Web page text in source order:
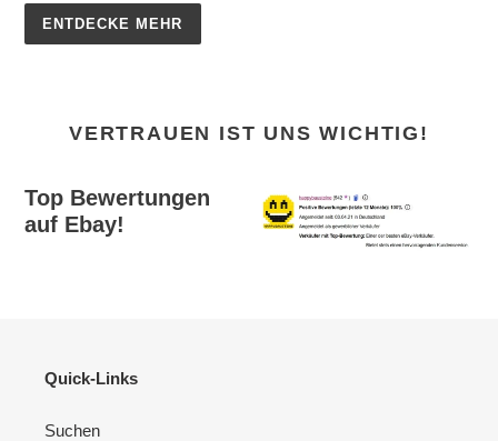
ENTDECKE MEHR
VERTRAUEN IST UNS WICHTIG!
Top Bewertungen
auf Ebay!
Quick-Links
Suchen